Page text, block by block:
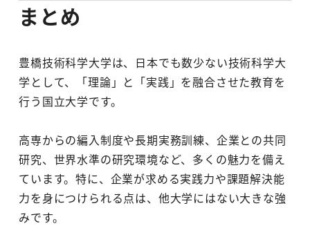
まとめ
豊橋技術科学大学は、日本でも数少ない技術科学大
学として、「理論」と「実践」を融合させた教育を
行う国立大学です。
高専からの編入制度や長期実務訓練、企業との共同
研究、世界水準の研究環境など、多くの魅力を備え
ています。特に、企業が求める実践力や課題解決能
力を身につけられる点は、他大学にはない大きな強
みです。